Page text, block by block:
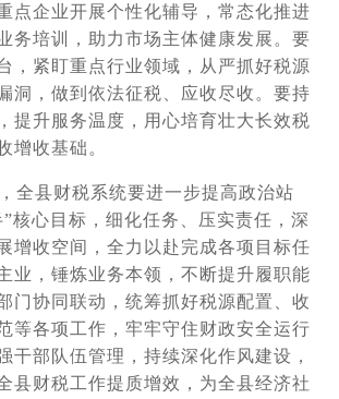
点企业开展个性化辅导，常态化推进
务培训，助力市场主体健康发展。要
，紧盯重点行业领域，从严抓好税源
洞，做到依法征税、应收尽收。要持
提升服务温度，用心培育壮大长效税
增收基础。
全县财税系统要进一步提高政治站
”核心目标，细化任务、压实责任，深
增收空间，全力以赴完成各项目标任
业，锤炼业务本领，不断提升履职能
门协同联动，统筹抓好税源配置、收
等各项工作，牢牢守住财政安全运行
干部队伍管理，持续深化作风建设，
县财税工作提质增效，为全县经济社